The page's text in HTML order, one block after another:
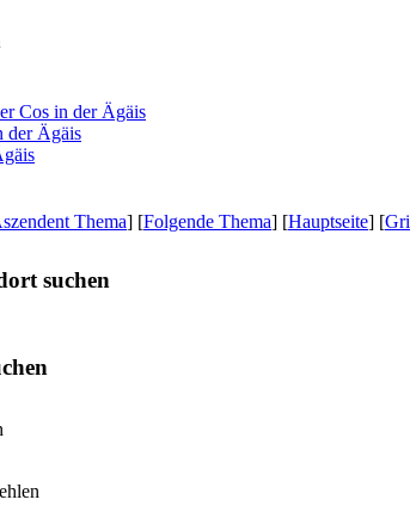
Cos in der Ägäis
der Ägäis
Thema] [Folgende Thema] [Hauptseite] [
suchen